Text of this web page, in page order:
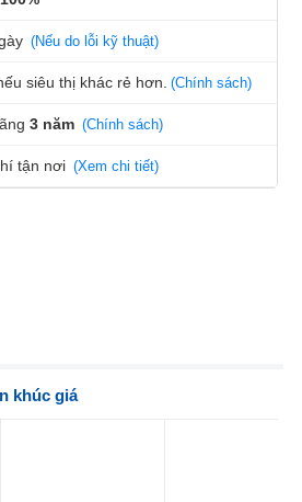
(Nếu do lỗi kỹ thuật)
siêu thị khác rẻ hơn. (Chính sách)
3 năm (Chính sách)
tận nơi (Xem chi tiết)
khúc giá